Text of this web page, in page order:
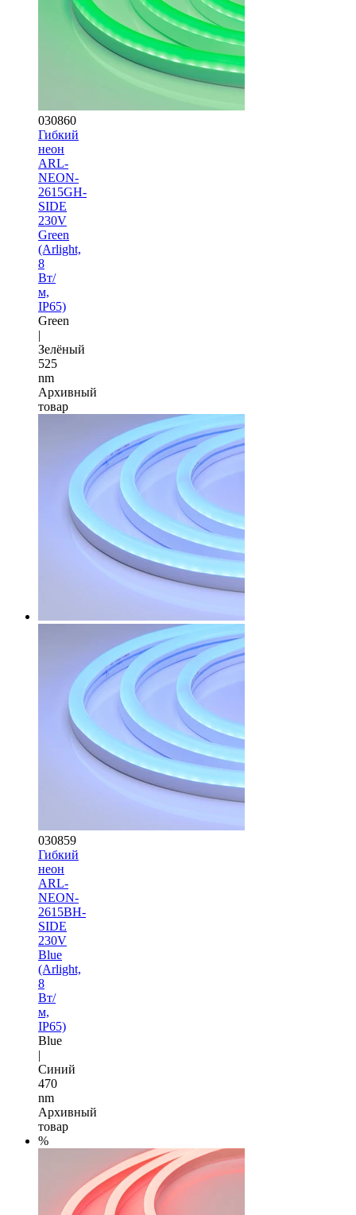
030860
Гибкий
неон
ARL-
NEON-
2615GH-
SIDE
230V
Green
(Arlight,
8
Вт/
м,
IP65)
Green
|
Зелёный
525
nm
Архивный
товар
030859
Гибкий
неон
ARL-
NEON-
2615BH-
SIDE
230V
Blue
(Arlight,
8
Вт/
м,
IP65)
Blue
|
Синий
470
nm
Архивный
товар
%